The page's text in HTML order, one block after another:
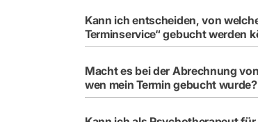
Kann ich entscheiden, von
Terminservice“ gebucht werden
Macht es bei der Abrechnung
wen mein Termin gebucht wurde?